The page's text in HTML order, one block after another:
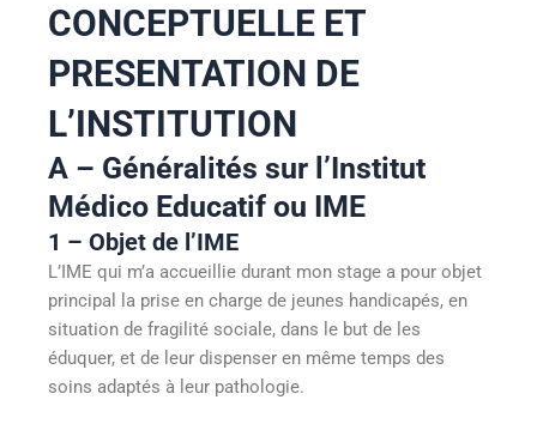
CONCEPTUELLE ET
PRESENTATION DE
L’INSTITUTION
A – Généralités sur l’Institut
Médico Educatif ou IME
1 – Objet de l’IME
L’IME qui m’a accueillie durant mon stage a pour objet
principal la prise en charge de jeunes handicapés, en
situation de fragilité sociale, dans le but de les
éduquer, et de leur dispenser en même temps des
soins adaptés à leur pathologie.